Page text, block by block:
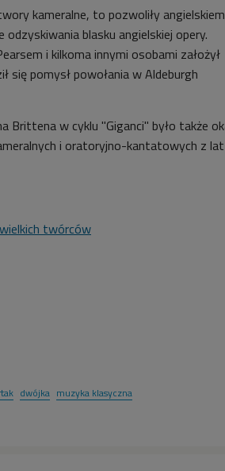
kameralne, to pozwoliły
blasku angielskiej opery.
i kilkoma innymi osobami założył
się pomysł powołania w Aldeburgh
Brittena w cyklu "Giganci" było także
i oratoryjno-kantatowych z
twórców
dwójka muzyka klasyczna